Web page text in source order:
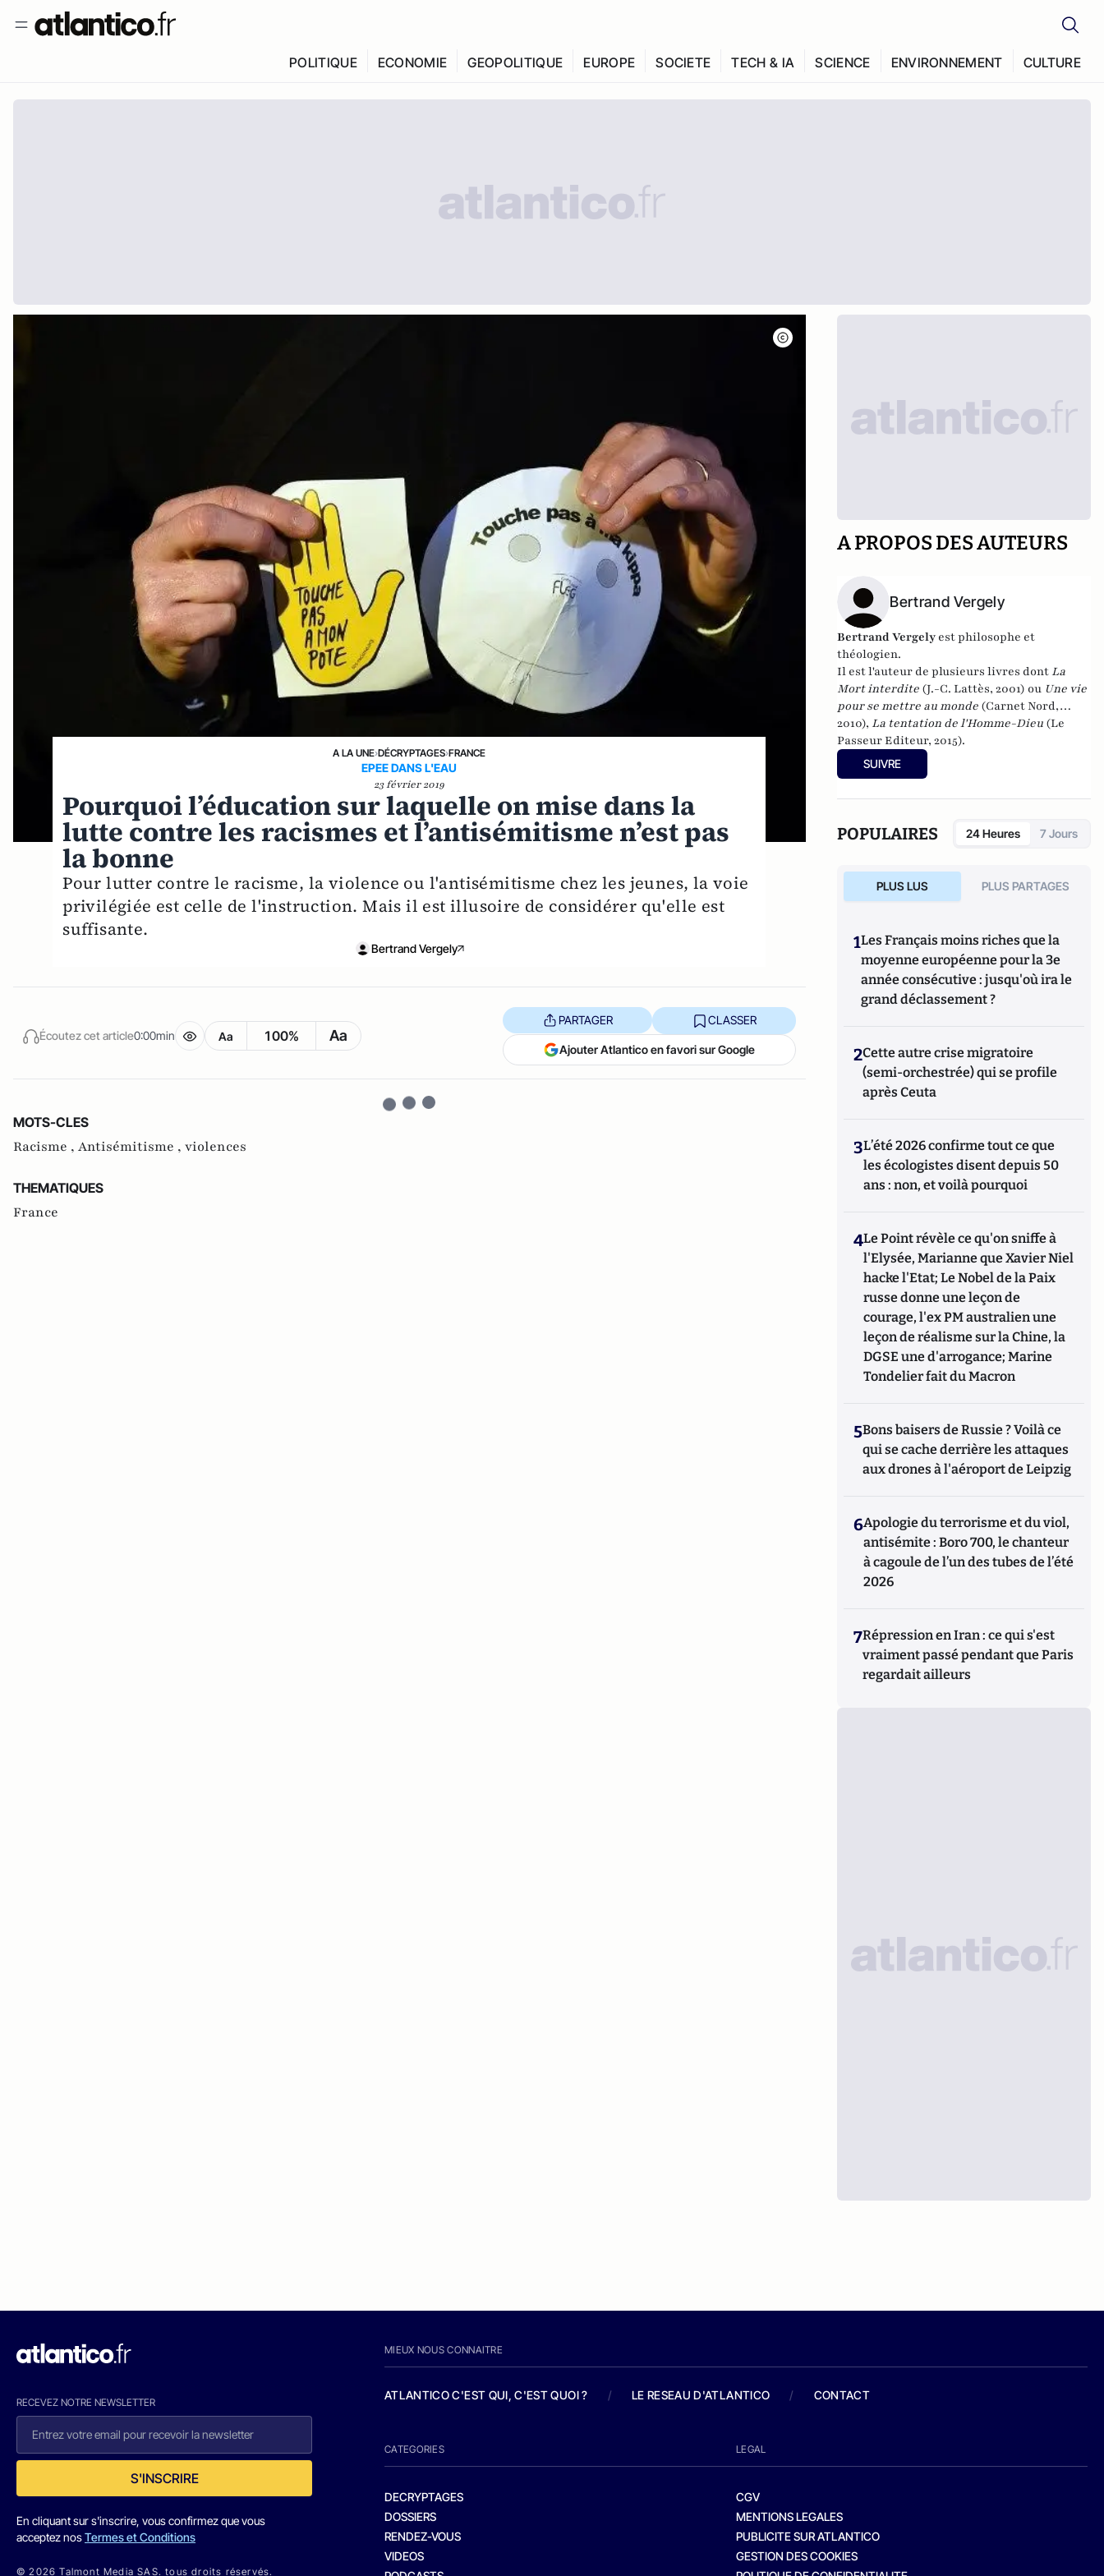
POLITIQUE ECONOMIE GEOPOLITIQUE EUROPE SOCIETE TECH & IA SCIENCE ENVIRONNEMENT CULTURE
A LA UNE›DÉCRYPTAGES›FRANCE
EPEE DANS L'EAU
23 février 2019
Pourquoi l’éducation sur laquelle on mise dans la
lutte contre les racismes et l’antisémitisme n’est pas
la bonne
Pour lutter contre le racisme, la violence ou l'antisémitisme chez les jeunes, la voie
privilégiée est celle de l'instruction. Mais il est illusoire de considérer qu'elle est
suffisante.
Bertrand Vergely
Écoutez cet article0:00min Aa 100% Aa
PARTAGER CLASSER
Ajouter Atlantico en favori sur Google
MOTS-CLES
Racisme , Antisémitisme , violences
THEMATIQUES
France
A PROPOS DES AUTEURS
Bertrand Vergely
Bertrand Vergely est philosophe et
théologien.
Il est l'auteur de plusieurs livres dont La
Mort interdite (J.-C. Lattès, 2001) ou Une vie
pour se mettre au monde (Carnet Nord,
2010), La tentation de l'Homme-Dieu (Le
Passeur Editeur, 2015).
SUIVRE
POPULAIRES 24 Heures 7 Jours
PLUS LUS PLUS PARTAGES
1Les Français moins riches que la
moyenne européenne pour la 3e
année consécutive : jusqu'où ira le
grand déclassement ?
2Cette autre crise migratoire
(semi-orchestrée) qui se profile
après Ceuta
3L’été 2026 confirme tout ce que
les écologistes disent depuis 50
ans : non, et voilà pourquoi
4Le Point révèle ce qu'on sniffe à
l'Elysée, Marianne que Xavier Niel
hacke l'Etat; Le Nobel de la Paix
russe donne une leçon de
courage, l'ex PM australien une
leçon de réalisme sur la Chine, la
DGSE une d'arrogance; Marine
Tondelier fait du Macron
5Bons baisers de Russie ? Voilà ce
qui se cache derrière les attaques
aux drones à l'aéroport de Leipzig
6Apologie du terrorisme et du viol,
antisémite : Boro 700, le chanteur
à cagoule de l’un des tubes de l’été
2026
7Répression en Iran : ce qui s'est
vraiment passé pendant que Paris
regardait ailleurs
RECEVEZ NOTRE NEWSLETTER
S'INSCRIRE
En cliquant sur s'inscrire, vous confirmez que vous
acceptez nosTermes et Conditions
© 2026 Talmont Media SAS. tous droits réservés.
MIEUX NOUS CONNAITRE
ATLANTICO C'EST QUI, C'EST QUOI ? / LE RESEAU D'ATLANTICO / CONTACT
CATEGORIES
DECRYPTAGES
DOSSIERS
RENDEZ-VOUS
VIDEOS
LEGAL
CGV
MENTIONS LEGALES
PUBLICITE SUR ATLANTICO
GESTION DES COOKIES